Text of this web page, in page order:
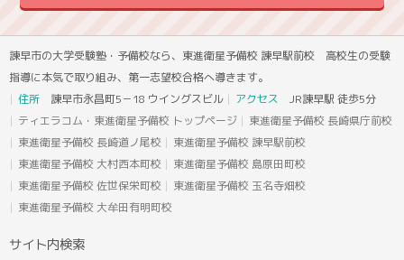
諫早市の大学受験塾・予備校なら、東進衛星予備校 諫早駅前校 高校生の受験
指導に本気で取り組み、第一志望校合格へ導きます。
住所 諫早市永昌町5－18 ウイングスビル アクセス JR諫早駅 徒歩5分
ティエラコム・東進衛星予備校 トップページ
東進衛星予備校 長崎県庁前校
東進衛星予備校 長崎道ノ尾校
東進衛星予備校 諫早駅前校
東進衛星予備校 大村西本町校
東進衛星予備校 島原田町校
東進衛星予備校 佐世保栄町校
東進衛星予備校 玉名寺畑校
東進衛星予備校 大牟田有明町校
サイト内検索